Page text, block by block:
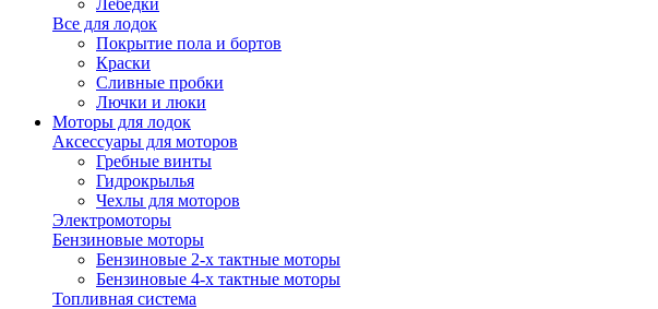
Лебедки
Все для лодок
Покрытие пола и бортов
Краски
Сливные пробки
Лючки и люки
Моторы для лодок
Аксессуары для моторов
Гребные винты
Гидрокрылья
Чехлы для моторов
Электромоторы
Бензиновые моторы
Бензиновые 2-х тактные моторы
Бензиновые 4-х тактные моторы
Топливная система